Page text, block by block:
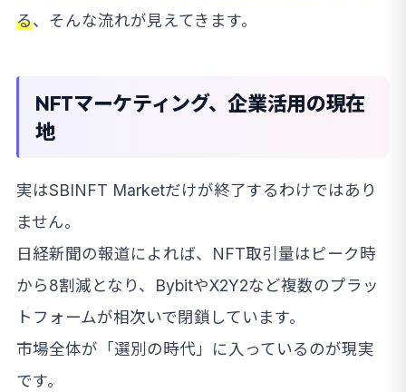
る、そんな流れが見えてきます。
NFTマーケティング、企業活用の現在
地
実はSBINFT Marketだけが終了するわけではあり
ません。
日経新聞の報道によれば、NFT取引量はピーク時
から8割減となり、BybitやX2Y2など複数のプラッ
トフォームが相次いで閉鎖しています。
市場全体が「選別の時代」に入っているのが現実
です。